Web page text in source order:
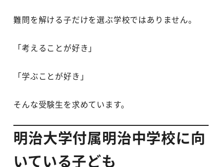
難問を解ける子だけを選ぶ学校ではありません。
「考えることが好き」
「学ぶことが好き」
そんな受験生を求めています。
明治大学付属明治中学校に向
いている子ども